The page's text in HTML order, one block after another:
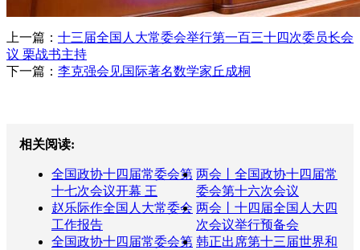
上一篇： 十三届全国人大常委会举行第一百三十四次委员长会
议 栗战书主持
下一篇： 李克强会见国际著名数学家丘成桐
相关阅读:
全国政协十四届常委会第
十七次会议开幕 王
两会丨全国政协十四届常
委会第十六次会议
赵乐际作全国人大常委会
工作报告
两会丨十四届全国人大四
次会议举行预备会
全国政协十四届常委会第 韩正出席第十三届世界和